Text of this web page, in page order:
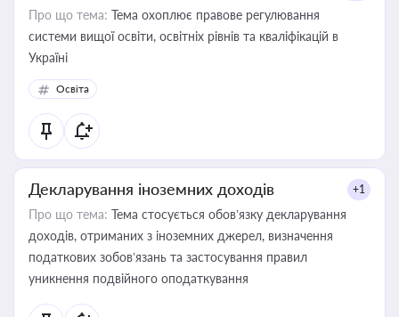
Про що тема: Тема охоплює правове регулювання
системи вищої освіти, освітніх рівнів та кваліфікацій в
Україні
Освіта
Декларування іноземних доходів +1
Про що тема: Тема стосується обов’язку декларування
доходів, отриманих з іноземних джерел, визначення
податкових зобов’язань та застосування правил
уникнення подвійного оподаткування